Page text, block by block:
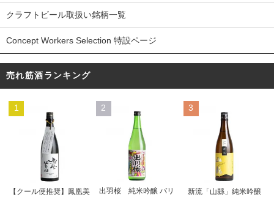
クラフトビール取扱い銘柄一覧
Concept Workers Selection 特設ページ
売れ筋酒ランキング
1
【クール便推奨】鳳凰美
2
出羽桜 純米吟醸 バリ
3
新流「山縣」純米吟醸